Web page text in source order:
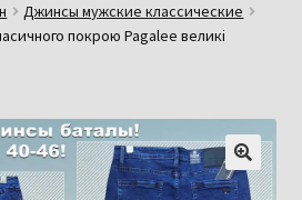
Джинсы мужские классические
покрою Pagalee великі